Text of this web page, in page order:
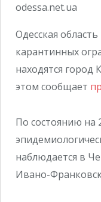
Одесская
карантинных
находятся город
этом сообщает
По состоянию на
наблюдается в
Ивано-